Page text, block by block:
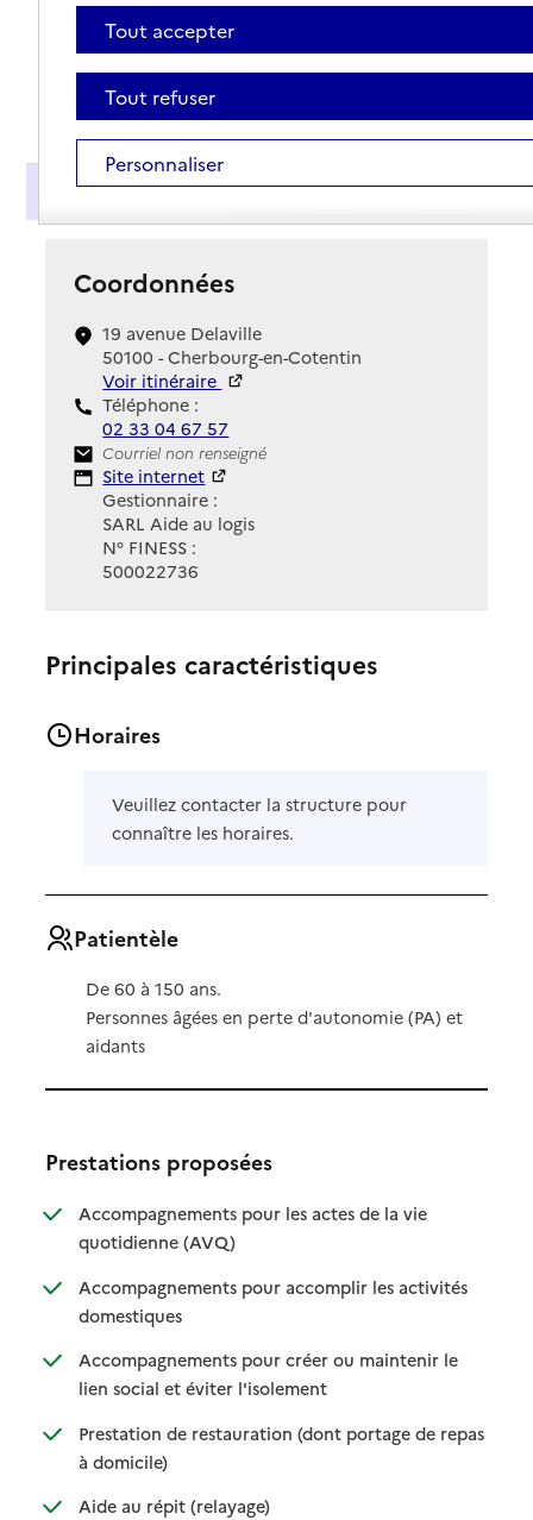
Présentation
Coordonnées
19 avenue Delaville
50100 - Cherbourg-en-Cotentin
Voir itinéraire
Téléphone :
02 33 04 67 57
Contact
Courriel non renseigné
Site Internet
Site internet
Gestionnaire :
SARL Aide au logis
N° FINESS :
500022736
Principales caractéristiques
Horaires
Veuillez contacter la structure pour
connaître les horaires.
Patientèle
De 60 à 150 ans.
Personnes âgées en perte d'autonomie (PA) et
aidants
Prestations proposées
Accompagnements pour les actes de la vie
quotidienne (AVQ): disponible
: non disponible
Accompagnements pour accomplir les activités
domestiques: disponible
: non disponible
Accompagnements pour créer ou maintenir le
lien social et éviter l'isolement: disponible
: non disponible
Prestation de restauration (dont portage de repas
à domicile): disponible
: non disponible
Aide au répit (relayage): disponible
: non disponible
Tout accepter
Tout refuser
Personnaliser